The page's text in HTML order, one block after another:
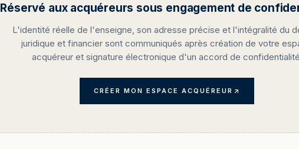
Réservé aux acquéreurs sous engagement de
L'identité réelle de l'enseigne, son adresse précise et l'intégralité du
juridique et financier sont communiqués après création de votre
acquéreur et signature électronique d'un accord de
CRÉER MON ESPACE ACQUÉREUR